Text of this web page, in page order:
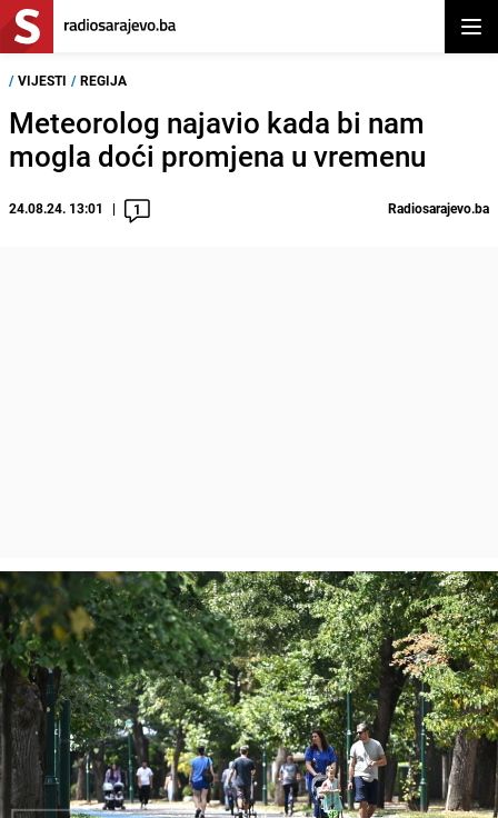
/ VIJESTI / REGIJA
Meteorolog najavio kada bi nam
mogla doći promjena u vremenu
24.08.24. 13:01 1 Radiosarajevo.ba